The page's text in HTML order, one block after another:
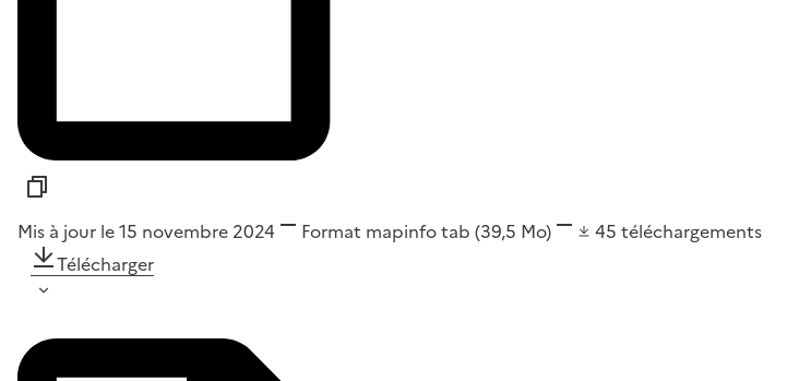
Mis à jour le 15 novembre 2024 Format mapinfo tab (39,5 Mo) 45 téléchargements
Télécharger